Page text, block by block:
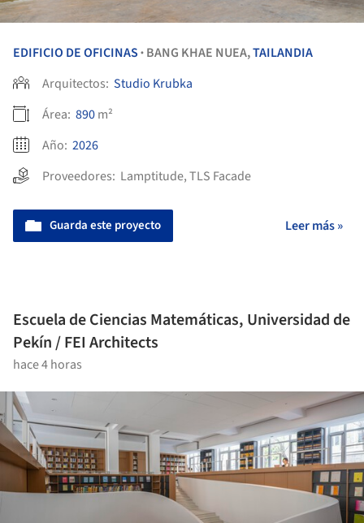
EDIFICIO DE OFICINAS • BANG KHAE NUEA,TAILANDIA
Arquitectos: Studio Krubka
Área: 890m²
Año: 2026
Proveedores: Lamptitude,TLS Facade
Guarda este proyecto Leer más »
Escuela de Ciencias Matemáticas, Universidad de
Pekín / FEI Architects
hace 4 horas